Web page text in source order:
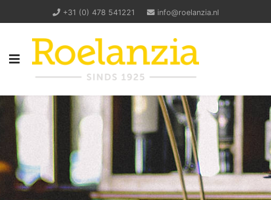
+31 (0) 478 541221 info@roelanzia.nl